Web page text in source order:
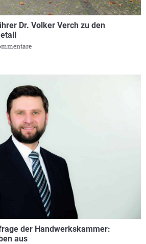
Dr. Volker Verch zu den
der Handwerkskammer:
aus